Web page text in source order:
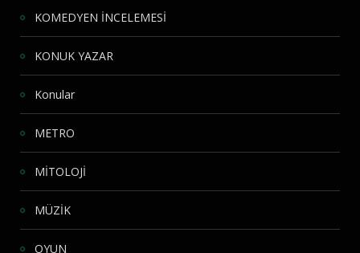
KOMEDYEN İNCELEMESİ
KONUK YAZAR
Konular
METRO
MİTOLOJİ
MÜZİK
OYUN